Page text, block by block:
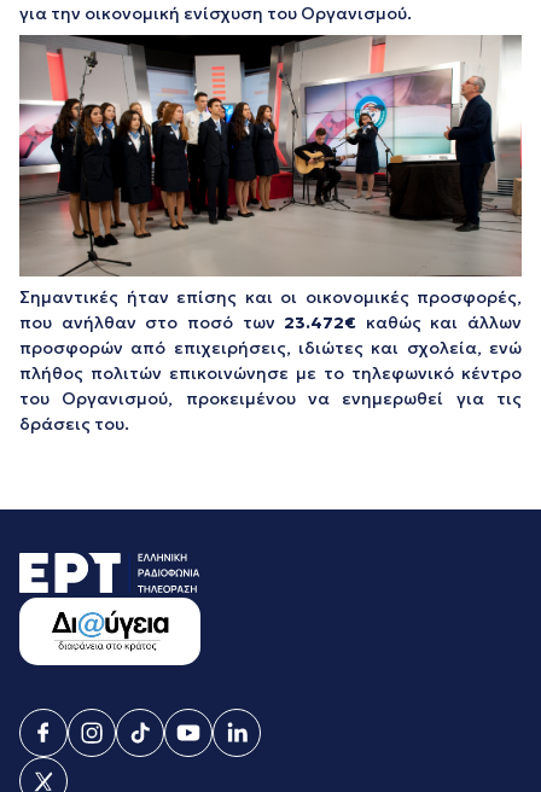
για την οικονομική ενίσχυση του Οργανισμού.
Σημαντικές ήταν επίσης και οι οικονομικές προσφορές,
που ανήλθαν στο ποσό των 23.472€ καθώς και άλλων
προσφορών από επιχειρήσεις, ιδιώτες και σχολεία, ενώ
πλήθος πολιτών επικοινώνησε με το τηλεφωνικό κέντρο
του Οργανισμού, προκειμένου να ενημερωθεί για τις
δράσεις του.